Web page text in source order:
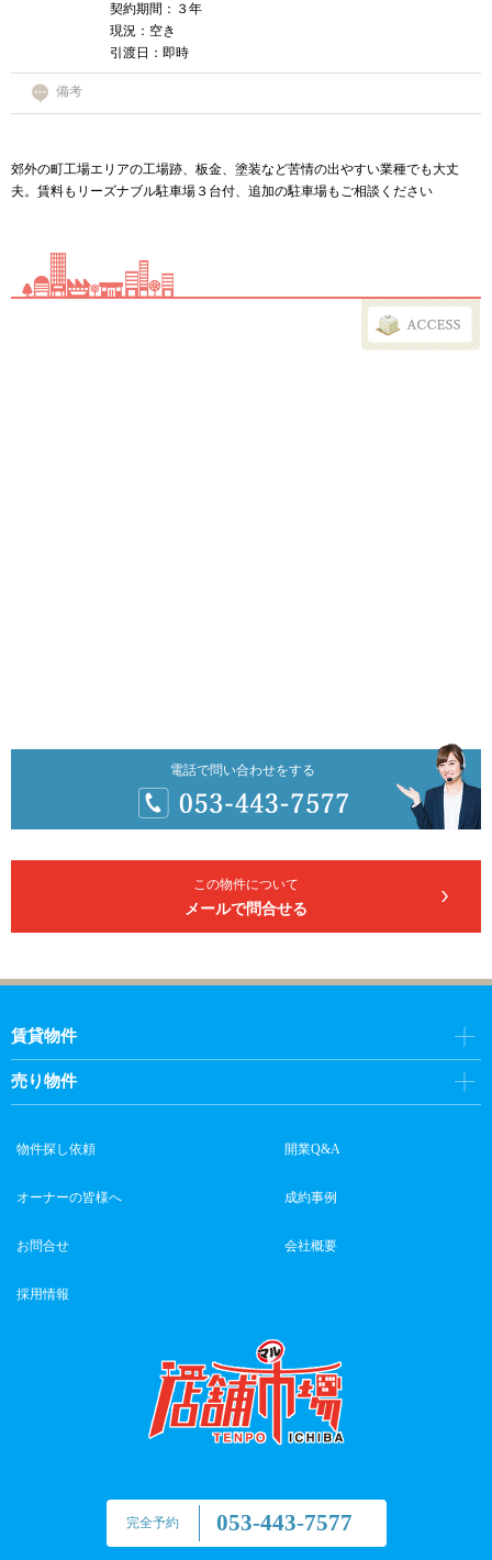
契約期間：３年
現況：空き
引渡日：即時
備考
郊外の町工場エリアの工場跡、板金、塗装など苦情の出やすい業種でも大丈
夫。賃料もリーズナブル駐車場３台付、追加の駐車場もご相談ください
電話で問い合わせをする
この物件について
メールで問合せる
完全予約 053-443-7577
賃貸物件
売り物件
物件探し依頼 開業Q&A
オーナーの皆様へ 成約事例
お問合せ 会社概要
採用情報